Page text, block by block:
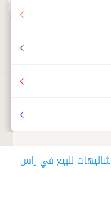
شاليهات للبيع في راس